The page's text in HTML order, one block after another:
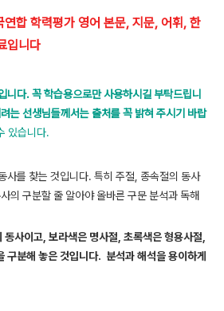
합 학력평가 영어 본문, 지문, 어휘, 한
입니다
니다. 꼭 학습용으로만 사용하시길 부탁드립니
는 선생님들께서는 출처를 꼭 밝혀 주시기 바랍
있습니다.
사를 찾는 것입니다. 특히 주절, 종속절의 동사
의 구분할 줄 알아야 올바른 구문 분석과 독해
사이고, 보라색은 명사절, 초록색은 형용사절,
구분해 놓은 것입니다. 분석과 해석을 용이하게